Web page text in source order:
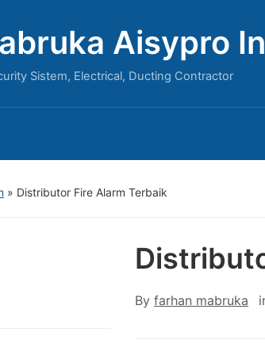
Aisypro
Sistem, Electrical, Ducting Contractor
» Distributor Fire Alarm Terbaik
By farhan mabruka